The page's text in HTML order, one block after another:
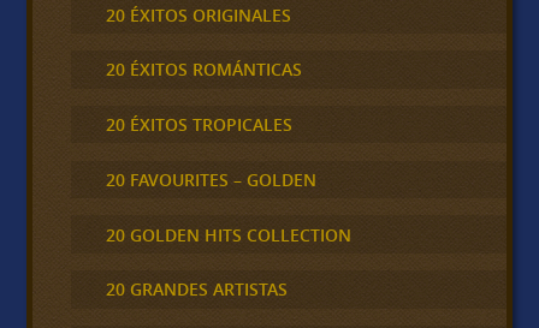
20 ÉXITOS ORIGINALES
20 ÉXITOS ROMÁNTICAS
20 ÉXITOS TROPICALES
20 FAVOURITES – GOLDEN
20 GOLDEN HITS COLLECTION
20 GRANDES ARTISTAS